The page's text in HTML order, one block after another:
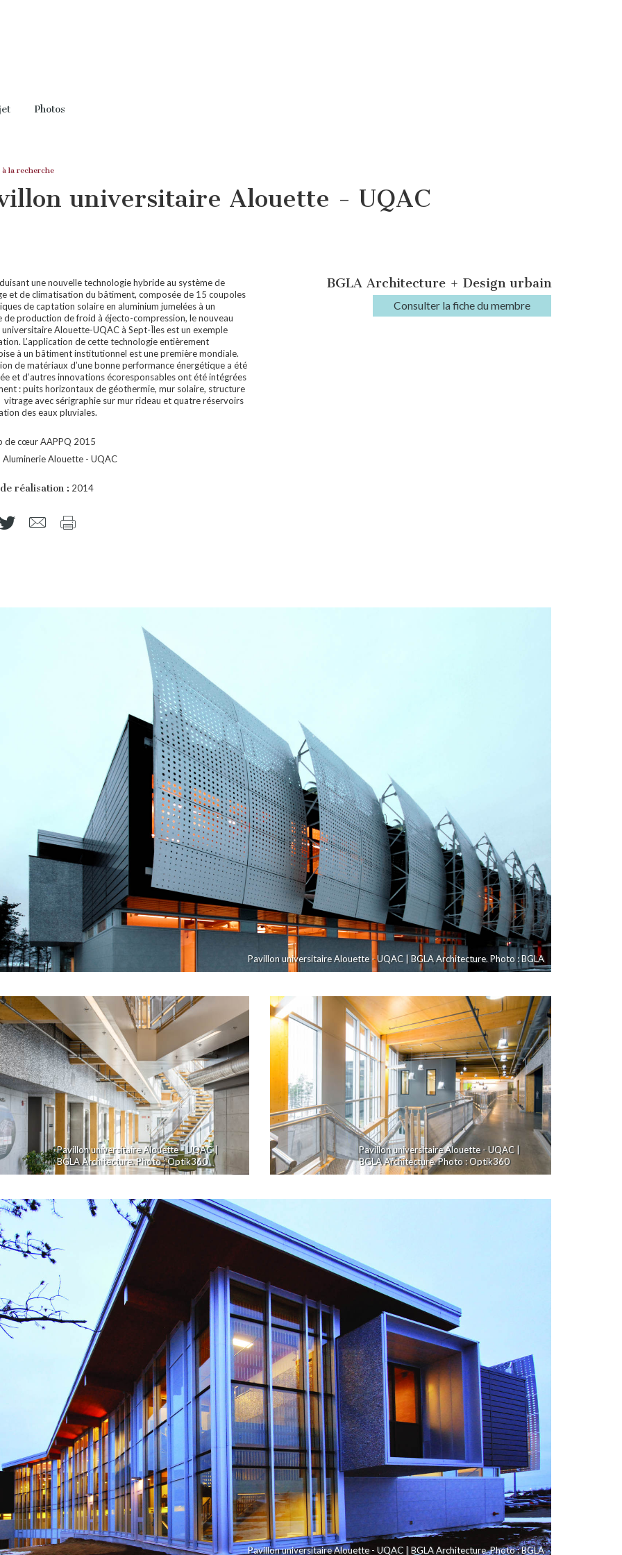
Photos
à la recherche
universitaire Alouette - UQAC
une nouvelle technologie hybride au système de
et de climatisation du bâtiment, composée de 15 coupoles
de captation solaire en aluminium jumelées à un
de production de froid à éjecto-compression, le nouveau
Alouette-UQAC à Sept-Îles est un exemple
L’application de cette technologie entièrement
à un bâtiment institutionnel est une première mondiale.
de matériaux d’une bonne performance énergétique a été
et d’autres innovations écoresponsables ont été intégrées
: puits horizontaux de géothermie, mur solaire, structure
vitrage avec sérigraphie sur mur rideau et quatre réservoirs
des eaux pluviales.
de cœur AAPPQ 2015
Aluminerie Alouette - UQAC
réalisation : 2014
BGLA Architecture + Design urbain
Consulter la fiche du membre
Pavillon universitaire Alouette - UQAC | BGLA Architecture. Photo : BGLA
Pavillon universitaire Alouette - UQAC |
BGLA Architecture. Photo : Optik360
Pavillon universitaire Alouette - UQAC |
BGLA Architecture. Photo : Optik360
Pavillon universitaire Alouette - UQAC | BGLA Architecture. Photo : BGLA